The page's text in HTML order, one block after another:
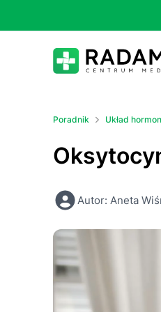
Poradnik Układ
Autor: Aneta